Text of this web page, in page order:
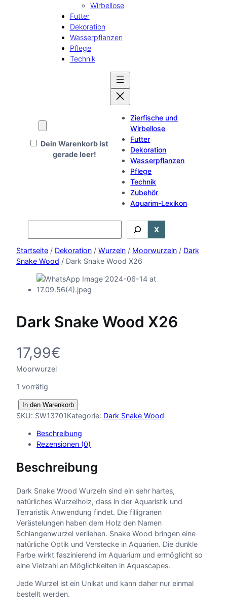
Wirbellose
Futter
Dekoration
Wasserpflanzen
Pflege
Technik
Dein Warenkorb ist
gerade leer!
Zierfische und
Wirbellose
Futter
Dekoration
Wasserpflanzen
Pflege
Technik
Zubehör
Aquarim-Lexikon
X
Startseite / Dekoration / Wurzeln / Moorwurzeln / Dark
Snake Wood / Dark Snake Wood X26
Dark Snake Wood X26
17,99€
Moorwurzel
1 vorrätig
a
a
e
W
o
o
d
X
2
6
e
n
In den Warenkorb
SKU: SW13701Kategorie: Dark Snake Wood
Beschreibung
Rezensionen (0)
Beschreibung
Dark Snake Wood Wurzeln sind ein sehr hartes,
natürliches Wurzelholz, dass in der Aquaristik und
Terraristik Anwendung findet. Die filligranen
Verästelungen haben dem Holz den Namen
Schlangenwurzel verliehen. Snake Wood bringen eine
natürliche Optik und Verstecke in Aquarien. Die dunkle
Farbe wirkt faszinierend im Aquarium und ermöglicht so
eine Vielzahl an Möglichkeiten in Aquascapes.
Jede Wurzel ist ein Unikat und kann daher nur einmal
bestellt werden.